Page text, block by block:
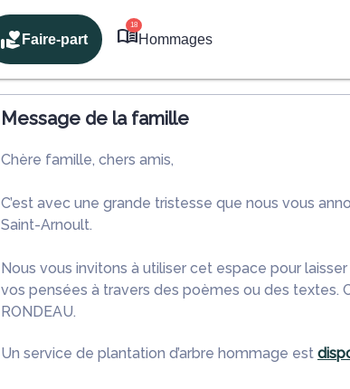
Faire-part
18
Hommages
Message de la famille
Chère famille, chers amis,
C’est avec une grande tristesse que nous vous
Saint-Arnoult.
Nous vous invitons à utiliser cet espace pour
vos pensées à travers des poèmes ou des textes.
RONDEAU.
Un service de plantation d’arbre hommage est